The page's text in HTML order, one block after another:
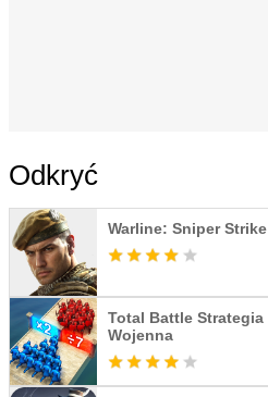
Odkryć
Warline: Sniper Strike
Total Battle Strategia
Wojenna